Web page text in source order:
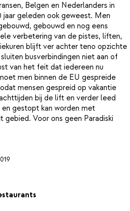
Belgen en Nederlanders in
jaar geleden ook geweest. Men
gebouwd en nog eens
verbetering van de pistes, liften,
blijft ver achter teno opzichte
busverbindingen niet aan of
van het feit dat iedereen nu
men binnen de EU gespreide
mensen gespreid op vakantie
bij de lift en verder leed
gestopt kan worden met
Voor ons geen Paradiski